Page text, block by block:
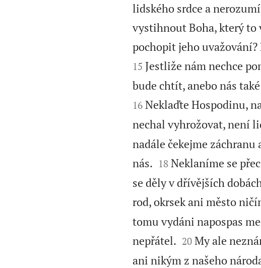
lidského srdce a
vystihnout Boha, který to
pochopit jeho
15 Jestliže nám nechce
bude chtít, anebo nás
16 Neklaďte Hospodinu,
nechal vyhrožovat, není
nadále čekejme
nás.
18 Neklaníme se
se děly v dřívějších
rod, okrsek ani město
tomu vydáni napospas
nepřátel.
20 My ale
ani nikým z našeho